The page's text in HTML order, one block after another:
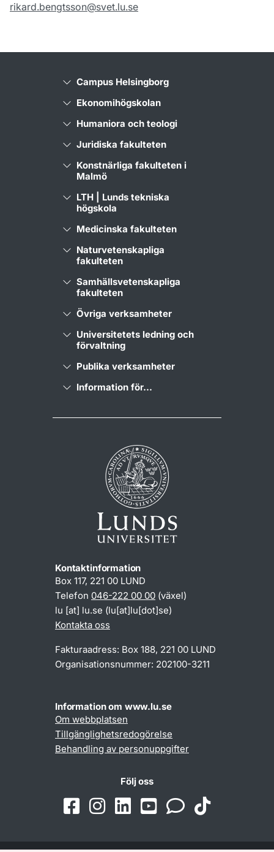
rikard.bengtsson@svet.lu.se
Campus Helsingborg
Ekonomihögskolan
Humaniora och teologi
Juridiska fakulteten
Konstnärliga fakulteten i
Malmö
LTH | Lunds tekniska
högskola
Medicinska fakulteten
Naturvetenskapliga
fakulteten
Samhällsvetenskapliga
fakulteten
Övriga verksamheter
Universitetets ledning och
förvaltning
Publika verksamheter
Information för...
Kontaktinformation
Box 117, 221 00 LUND
Telefon 046-222 00 00 (växel)
lu [at] lu.se (lu[at]lu[dot]se)
Kontakta oss
Fakturaadress: Box 188, 221 00 LUND
Organisationsnummer: 202100-3211
Information om www.lu.se
Om webbplatsen
Tillgänglighetsredogörelse
Behandling av personuppgifter
Följ oss